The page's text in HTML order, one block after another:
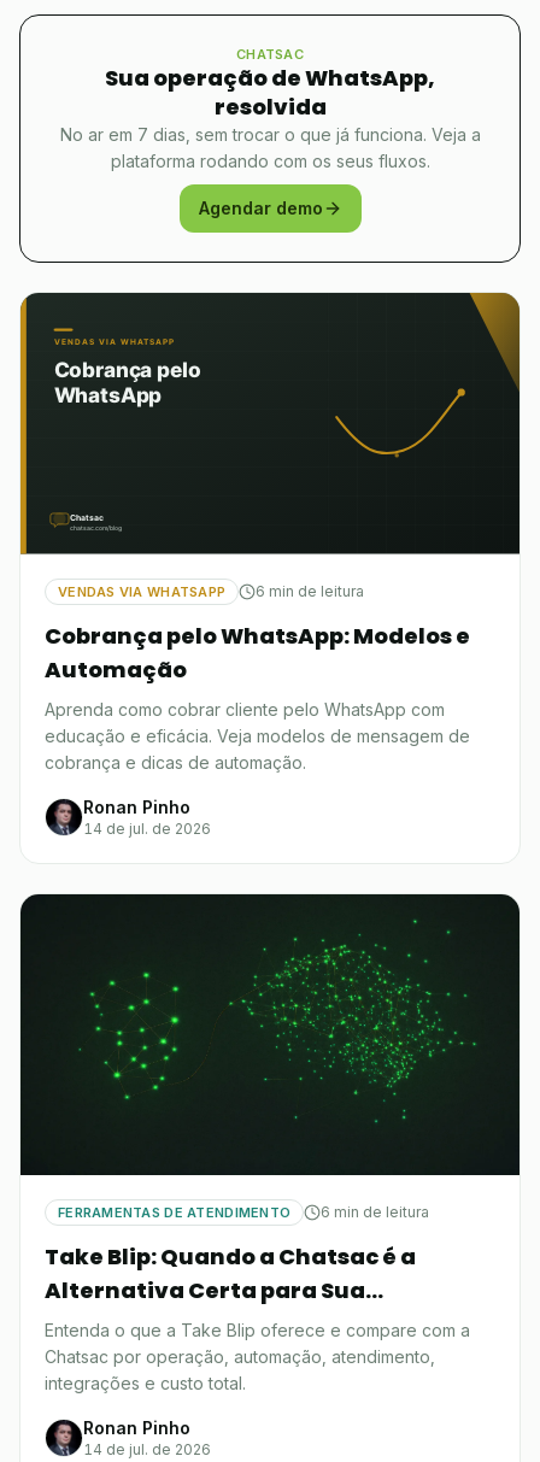
CHATSAC
Sua operação de WhatsApp,
resolvida
No ar em 7 dias, sem trocar o que já funciona. Veja a
plataforma rodando com os seus fluxos.
Agendar demo
VENDAS VIA WHATSAPP 6 min de leitura
Cobrança pelo WhatsApp: Modelos e
Automação
Aprenda como cobrar cliente pelo WhatsApp com
educação e eficácia. Veja modelos de mensagem de
cobrança e dicas de automação.
Ronan Pinho
14 de jul. de 2026
FERRAMENTAS DE ATENDIMENTO 6 min de leitura
Take Blip: Quando a Chatsac é a
Alternativa Certa para Sua
Operação?
Entenda o que a Take Blip oferece e compare com a
Chatsac por operação, automação, atendimento,
integrações e custo total.
Ronan Pinho
14 de jul. de 2026